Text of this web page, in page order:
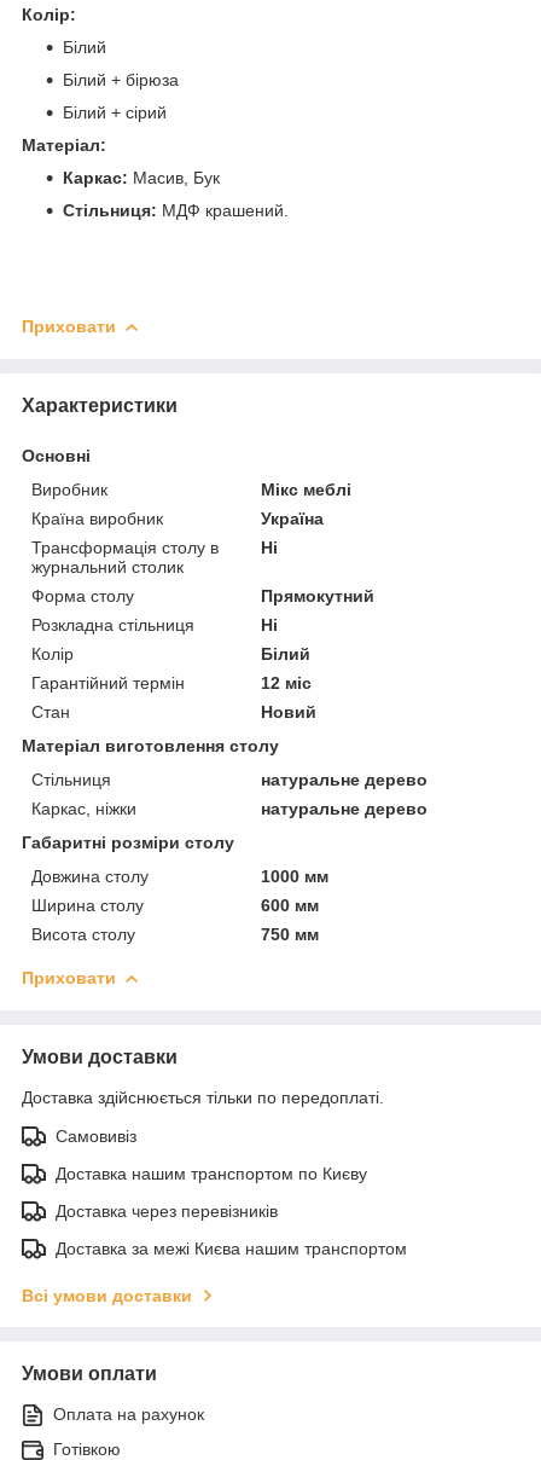
Колір:
Білий
Білий + бірюза
Білий + сірий
Матеріал:
Каркас: Масив, Бук
Стільниця: МДФ крашений.
Приховати
Характеристики
Основні
Виробник
Мікс меблі
Країна виробник
Україна
Трансформація столу в
журнальний столик
Ні
Форма столу
Прямокутний
Розкладна стільниця
Ні
Колір
Білий
Гарантійний термін
12 міс
Стан
Новий
Матеріал виготовлення столу
Стільниця
натуральне дерево
Каркас, ніжки
натуральне дерево
Габаритні розміри столу
Довжина столу
1000 мм
Ширина столу
600 мм
Висота столу
750 мм
Приховати
Умови доставки
Доставка здійснюється тільки по передоплаті.
Самовивіз
Доставка нашим транспортом по Києву
Доставка через перевізників
Доставка за межі Києва нашим транспортом
Всі умови доставки
Умови оплати
Оплата на рахунок
Готівкою